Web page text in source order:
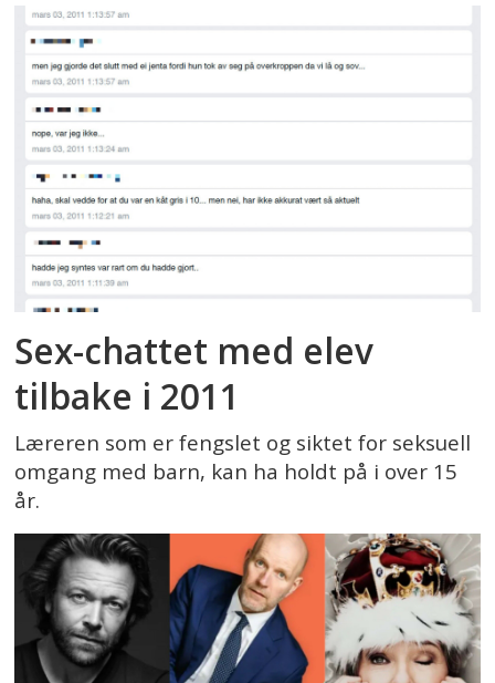
Sex-chattet med elev
tilbake i 2011
Læreren som er fengslet og siktet for seksuell
omgang med barn, kan ha holdt på i over 15
år.